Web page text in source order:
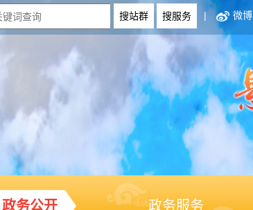
| 微博
政务公开 政务服务